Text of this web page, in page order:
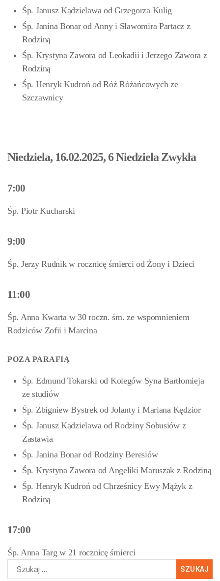
Śp. Janusz Kądzielawa od Grzegorza Kulig
Śp. Janina Bonar od Anny i Sławomira Partacz z
Rodziną
Śp. Krystyna Zawora od Leokadii i Jerzego Zawora z
Rodziną
Śp. Henryk Kudroń od Róż Różańcowych ze
Szczawnicy
Niedziela, 16.02.2025, 6 Niedziela Zwykła
7:00
Śp. Piotr Kucharski
9:00
Śp. Jerzy Rudnik w rocznicę śmierci od Żony i Dzieci
11:00
Śp. Anna Kwarta w 30 roczn. śm. ze wspomnieniem
Rodziców Zofii i Marcina
POZA PARAFIĄ
Śp. Edmund Tokarski od Kolegów Syna Bartłomieja
ze studiów
Śp. Zbigniew Bystrek od Jolanty i Mariana Kędzior
Śp. Janusz Kądzielawa od Rodziny Sobusiów z
Zastawia
Śp. Janina Bonar od Rodziny Beresiów
Śp. Krystyna Zawora od Angeliki Maruszak z Rodziną
Śp. Henryk Kudroń od Chrześnicy Ewy Mążyk z
Rodziną
17:00
Śp. Anna Targ w 21 rocznicę śmierci
Szukaj: